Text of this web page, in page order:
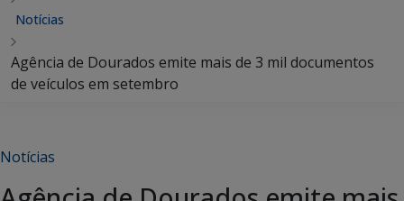
Notícias
Agência de Dourados emite mais de 3 mil documentos
de veículos em setembro
Notícias